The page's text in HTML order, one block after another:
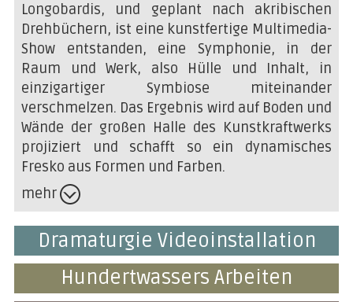
Longobardis, und geplant nach akribischen
Drehbüchern, ist eine kunstfertige Multimedia-
Show entstanden, eine Symphonie, in der
Raum und Werk, also Hülle und Inhalt, in
einzigartiger Symbiose miteinander
verschmelzen. Das Ergebnis wird auf Boden und
Wände der großen Halle des Kunstkraftwerks
projiziert und schafft so ein dynamisches
Fresko aus Formen und Farben.
mehr
Dramaturgie Videoinstallation
Hundertwassers Arbeiten